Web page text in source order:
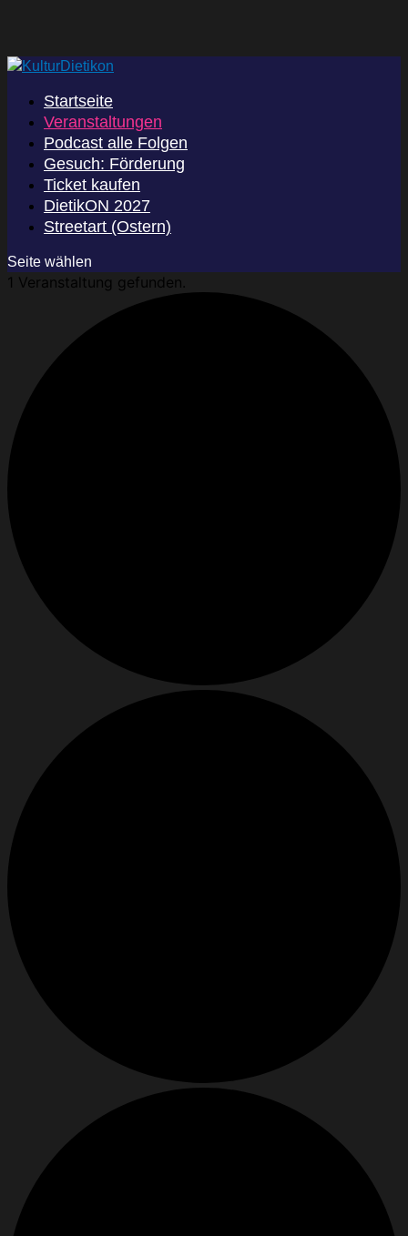
Startseite
Veranstaltungen
Podcast alle Folgen
Gesuch: Förderung
Ticket kaufen
DietikON 2027
Streetart (Ostern)
Seite wählen
1 Veranstaltung gefunden.